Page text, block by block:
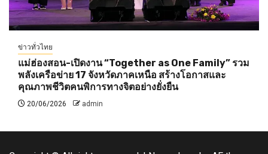
ข่าวทั่วไทย
แม่ฮ่องสอน-เปิดงาน “Together as One Family” รวม
พลังเครือข่าย 17 จังหวัดภาคเหนือ สร้างโอกาสและ
คุณภาพชีวิตคนพิการทางจิตอย่างยั่งยืน
20/06/2026 admin